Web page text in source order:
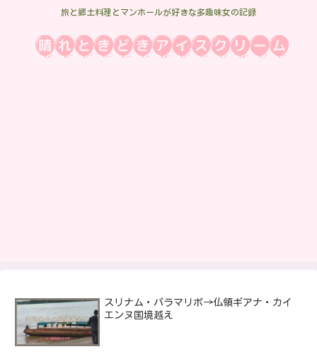
旅と郷土料理とマンホールが好きな多趣味女の記録
スリナム・パラマリボ→仏領ギアナ・カイ
エンヌ国境越え